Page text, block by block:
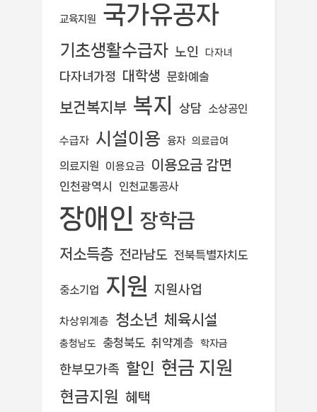
교육지원 국가유공자
기초생활수급자 노인 다자녀
다자녀가정 대학생 문화예술
보건복지부 복지 상담 소상공인
수급자 시설이용 융자 의료급여
의료지원 이용요금 이용요금 감면
인천광역시 인천교통공사
장애인 장학금
저소득층 전라남도 전북특별자치도
중소기업 지원 지원사업
차상위계층 청소년 체육시설
충청남도 충청북도 취약계층 학자금
한부모가족 할인 현금 지원
현금지원 혜택